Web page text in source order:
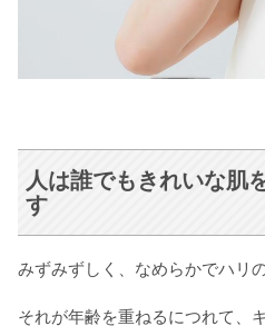
人は誰でもきれいな肌
す
みずみずしく、なめらかでハリ
それが年齢を重ねるにつれて、